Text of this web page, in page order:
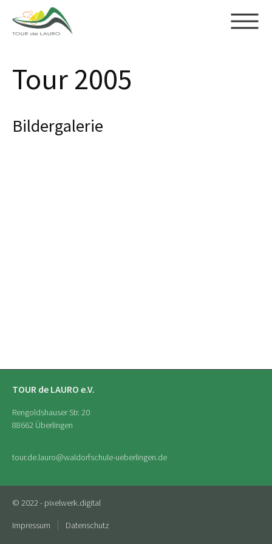
Tour 2005
Bildergalerie
TOUR de LAURO e.V.
Rengoldshauser Str. 20
88662 Überlingen
tour.de.lauro@waldorfschule-ueberlingen.de
© 2022 - pixelwerk.digital
Impressum Datenschutz